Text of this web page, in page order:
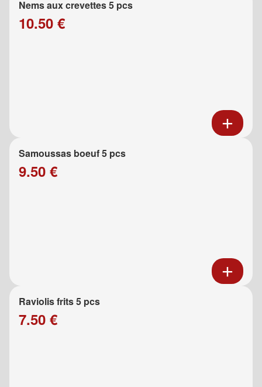
Nems aux crevettes 5 pcs
10.50 €
Samoussas boeuf 5 pcs
9.50 €
Raviolis frits 5 pcs
7.50 €